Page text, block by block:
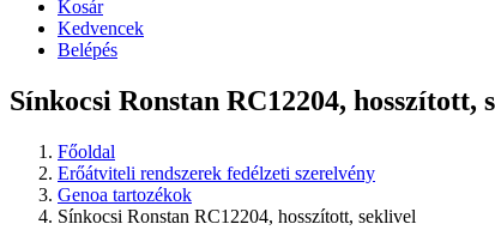
Kosár
Kedvencek
Belépés
Sínkocsi Ronstan RC12204, hosszított,
Főoldal
Erőátviteli rendszerek fedélzeti szerelvény
Genoa tartozékok
Sínkocsi Ronstan RC12204, hosszított, seklivel